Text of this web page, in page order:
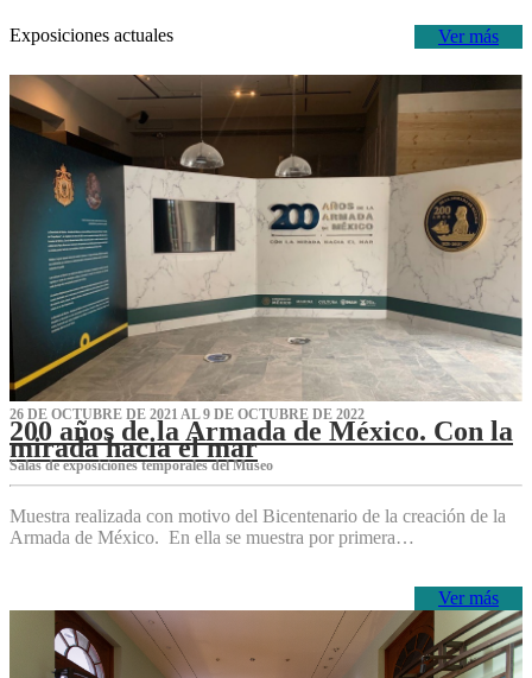
Ver más
Exposiciones actuales
26 DE OCTUBRE DE 2021 AL 9 DE OCTUBRE DE 2022
200 años de la Armada de México. Con la
mirada hacia el mar
Salas de exposiciones temporales del Museo‌
Muestra realizada con motivo del Bicentenario de la creación de la
Armada de México. En ella se muestra por primera…
Ver más